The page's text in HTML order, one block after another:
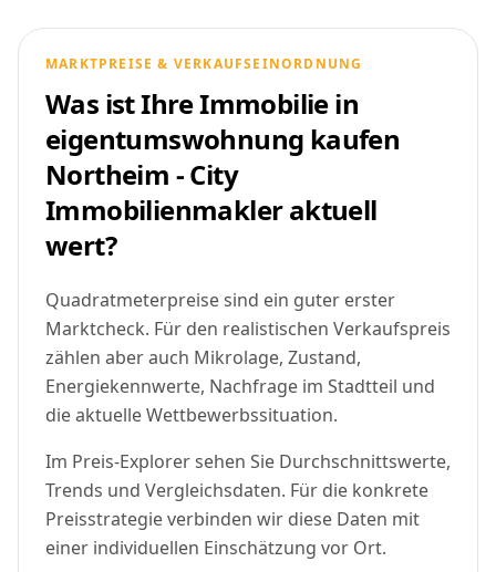
MARKTPREISE & VERKAUFSEINORDNUNG
Was ist Ihre Immobilie in
eigentumswohnung kaufen
Northeim - City
Immobilienmakler aktuell
wert?
Quadratmeterpreise sind ein guter erster
Marktcheck. Für den realistischen Verkaufspreis
zählen aber auch Mikrolage, Zustand,
Energiekennwerte, Nachfrage im Stadtteil und
die aktuelle Wettbewerbssituation.
Im Preis-Explorer sehen Sie Durchschnittswerte,
Trends und Vergleichsdaten. Für die konkrete
Preisstrategie verbinden wir diese Daten mit
einer individuellen Einschätzung vor Ort.